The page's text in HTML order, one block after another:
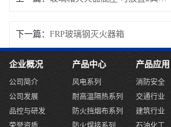
下一篇： FRP玻璃钢灭火器箱
企业概况
公司简介
公司发展
品控与研发
产品中心
风电系列
耐高温隔热系列
防火挡烟布系列
产品应用
消防安全
交通行业
建筑行业